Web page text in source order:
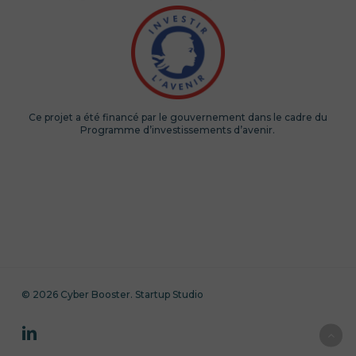
Ce projet a été financé par le gouvernement dans le cadre du
Programme d’investissements d’avenir.
© 2026 Cyber Booster. Startup Studio
linkedin